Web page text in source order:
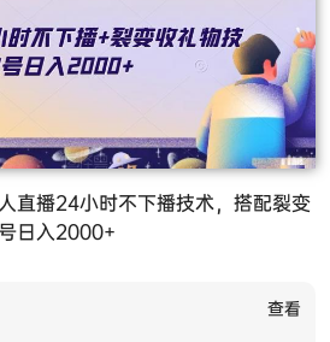
直播24小时不下播技术，搭配裂变
日入2000+
查看